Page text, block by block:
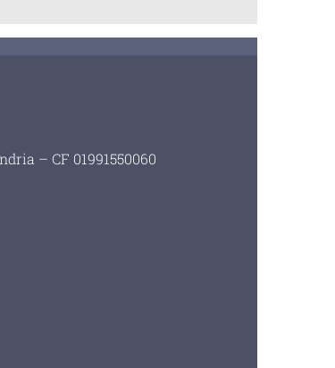
– CF 01991550060